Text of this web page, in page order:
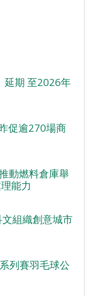
延期 至2026年
促逾270場商
動燃料倉庫舉
能力
組織創意城市
列賽羽毛球公